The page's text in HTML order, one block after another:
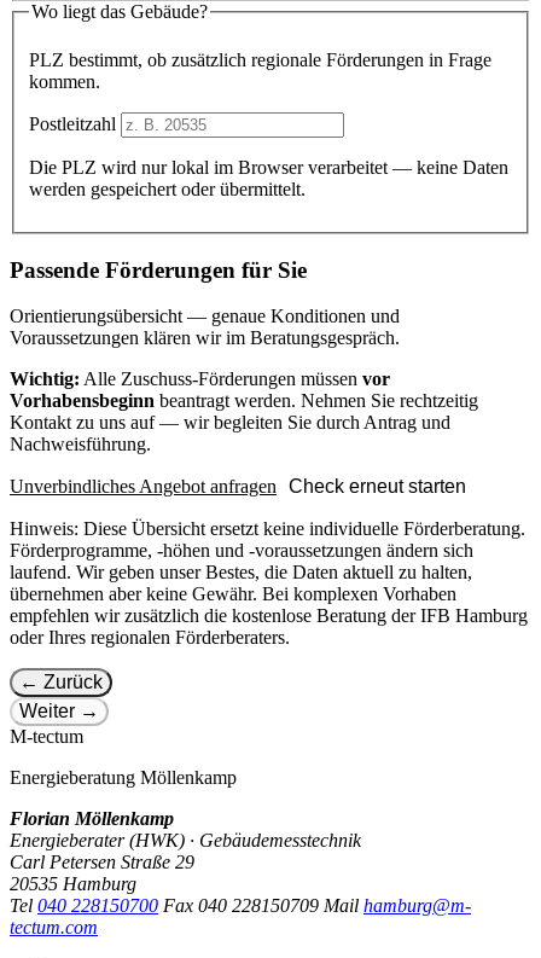
Wo liegt das Gebäude?
PLZ bestimmt, ob zusätzlich regionale Förderungen in Frage
kommen.
Postleitzahl
Die PLZ wird nur lokal im Browser verarbeitet — keine Daten
werden gespeichert oder übermittelt.
Passende Förderungen für Sie
Orientierungsübersicht — genaue Konditionen und
Voraussetzungen klären wir im Beratungsgespräch.
Wichtig: Alle Zuschuss-Förderungen müssen vor
Vorhabensbeginn beantragt werden. Nehmen Sie rechtzeitig
Kontakt zu uns auf — wir begleiten Sie durch Antrag und
Nachweisführung.
Unverbindliches Angebot anfragen Check erneut starten
Hinweis: Diese Übersicht ersetzt keine individuelle Förderberatung.
Förderprogramme, -höhen und -voraussetzungen ändern sich
laufend. Wir geben unser Bestes, die Daten aktuell zu halten,
übernehmen aber keine Gewähr. Bei komplexen Vorhaben
empfehlen wir zusätzlich die kostenlose Beratung der IFB Hamburg
oder Ihres regionalen Förderberaters.
← Zurück
Weiter →
M-tectum
Energieberatung Möllenkamp
Florian Möllenkamp
Energieberater (HWK) · Gebäudemesstechnik
Carl Petersen Straße 29
20535 Hamburg
Tel 040 228150700 Fax 040 228150709 Mail hamburg@m-
tectum.com